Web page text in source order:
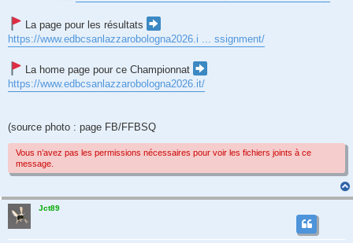
La page pour les résultats
https://www.edbcsanlazzarobologna2026.i ... ssignment/
La home page pour ce Championnat
https://www.edbcsanlazzarobologna2026.it/
(source photo : page FB/FFBSQ
Vous n’avez pas les permissions nécessaires pour voir les fichiers joints à ce
message.
Jct89